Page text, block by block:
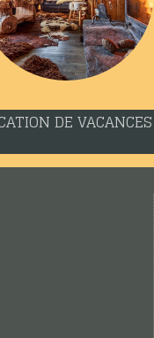
DE VACANCES